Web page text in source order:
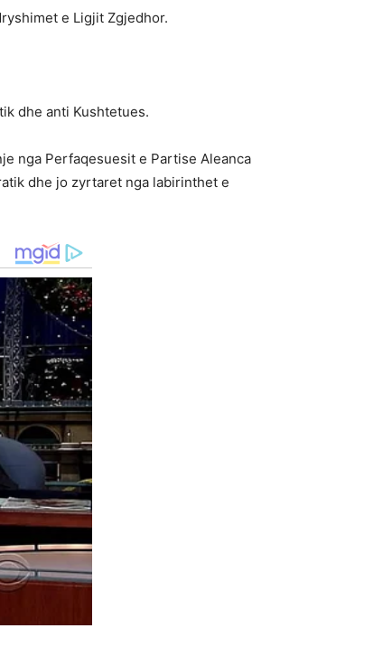
e Ligjit Zgjedhor.
dhe anti Kushtetues.
nga Perfaqesuesit e Partise Aleanca
dhe jo zyrtaret nga labirinthet e